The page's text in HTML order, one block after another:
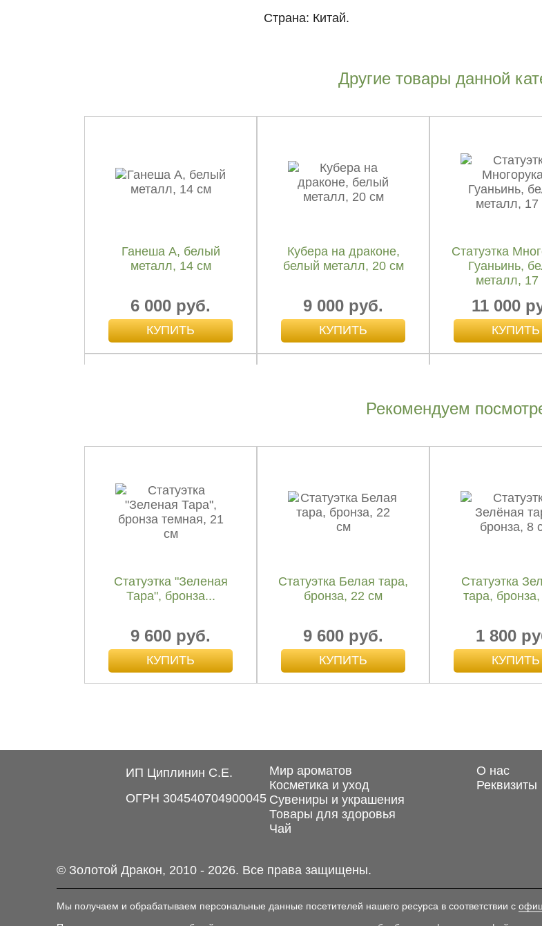
Страна: Китай.
Другие товары данной
Ганеша А, белый
металл, 14 см
6 000 руб.
Кубера на драконе,
белый металл, 20 см
9 000 руб.
Статуэтка
Гуаньинь,
металл, 17
11 000
Статуэтка Гуаньинь,
бронза, 11 см
5 050 руб.
Гуаньинь на лотосе с
кувшином, бронза, 13
см
Гуаньинь на
цветком,
23 000 руб.
Рекомендуем
Статуэтка "Зеленая
Тара", бронза...
9 600 руб.
Статуэтка Белая тара,
бронза, 22 см
9 600 руб.
Статуэтка
тара,
1 800
ИП Циплинин С.Е.
ОГРН 304540704900045
Мир ароматов
Косметика и уход
Сувениры и украшения
Товары для здоровья
Чай
О нас
Реквизиты
© Золотой Дракон, 2010 - 2026. Все права защищены.
Мы получаем и обрабатываем персональные данные посетителей нашего ресурса в соответствии с